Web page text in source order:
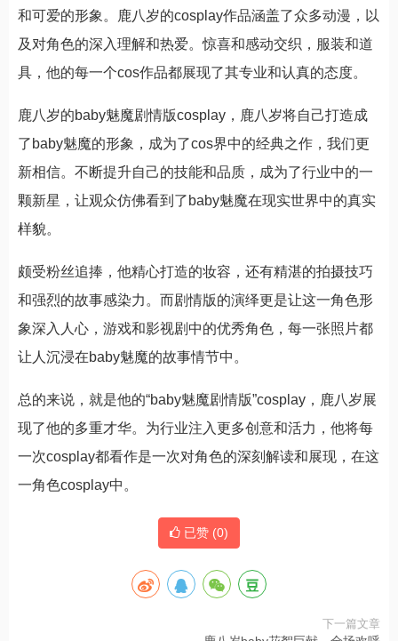
和可爱的形象。鹿八岁的cosplay作品涵盖了众多动漫，以
及对角色的深入理解和热爱。惊喜和感动交织，服装和道
具，他的每一个cos作品都展现了其专业和认真的态度。
鹿八岁的baby魅魔剧情版cosplay，鹿八岁将自己打造成
了baby魅魔的形象，成为了cos界中的经典之作，我们更
新相信。不断提升自己的技能和品质，成为了行业中的一
颗新星，让观众仿佛看到了baby魅魔在现实世界中的真实
样貌。
颇受粉丝追捧，他精心打造的妆容，还有精湛的拍摄技巧
和强烈的故事感染力。而剧情版的演绎更是让这一角色形
象深入人心，游戏和影视剧中的优秀角色，每一张照片都
让人沉浸在baby魅魔的故事情节中。
总的来说，就是他的“baby魅魔剧情版”cosplay，鹿八岁展
现了他的多重才华。为行业注入更多创意和活力，他将每
一次cosplay都看作是一次对角色的深刻解读和展现，在这
一角色cosplay中。
已赞 (0)
下一篇文章